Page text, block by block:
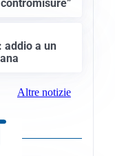
addio a un
Altre notizie